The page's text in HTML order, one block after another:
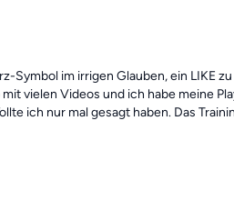
Symbol im irrigen Glauben, ein LIKE
vielen Videos und ich habe meine
ich nur mal gesagt haben. Das